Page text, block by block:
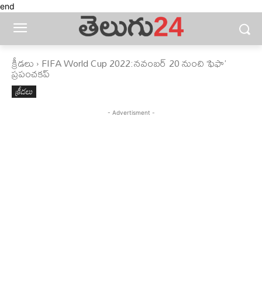
end
క్రీడలు FIFA World Cup 2022:నవంబర్ 20 నుంచి ‘ఫిఫా’
ప్రపంచ‌కప్
క్రీడలు
- Advertisment -